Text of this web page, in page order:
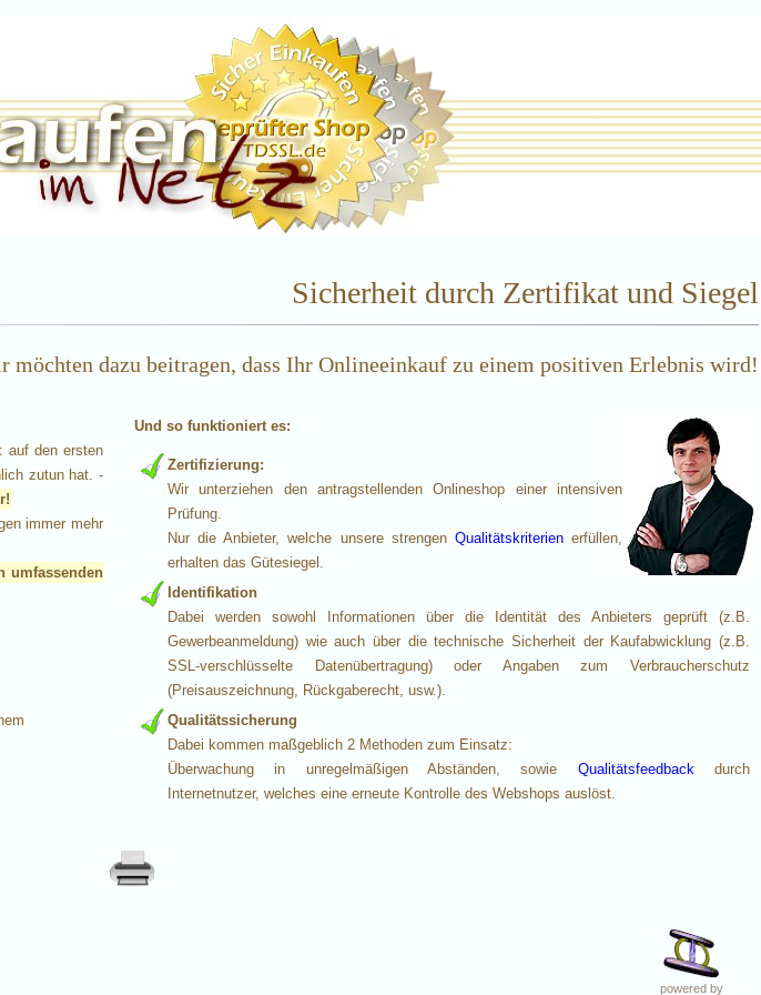
Sicherheit durch Zertifikat und Siegel
möchten dazu beitragen, dass Ihr Onlineeinkauf zu einem positiven Erlebnis wird!
auf den ersten
zutun hat. -
immer mehr
umfassenden
Und so funktioniert es:
Zertifizierung:
Wir unterziehen den antragstellenden Onlineshop einer intensiven
Prüfung.
Nur die Anbieter, welche unsere strengen Qualitätskriterienerfüllen,
erhalten das Gütesiegel.
Identifikation
Dabei werden sowohl Informationen über die Identität des Anbieters geprüft (z.B.
Gewerbeanmeldung) wie auch über die technische Sicherheit der Kaufabwicklung (z.B.
SSL-verschlüsselte Datenübertragung) oder Angaben zum Verbraucherschutz
(Preisauszeichnung, Rückgaberecht, usw.).
Qualitätssicherung
Dabei kommen maßgeblich 2 Methoden zum Einsatz:
Überwachung in unregelmäßigen Abständen, sowie Qualitätsfeedbackdurch
Internetnutzer, welches eine erneute Kontrolle des Webshops auslöst.
powered by